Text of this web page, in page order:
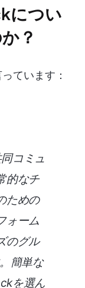
につい
？
ています：
コミュ
的なチ
ための
ォーム
のグル
簡単な
を選ん